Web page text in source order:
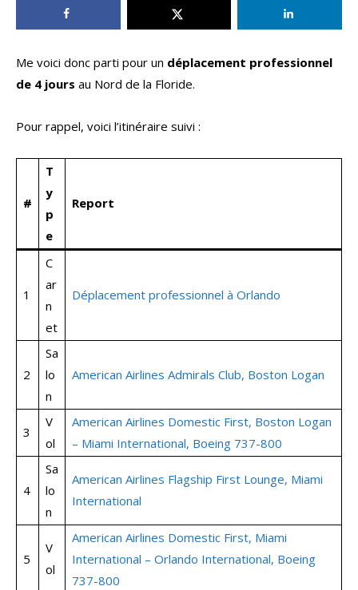
Me voici donc parti pour un déplacement professionnel
de 4 jours au Nord de la Floride.
Pour rappel, voici l’itinéraire suivi :
#
T
y
p
e
Report
1
C
ar
n
et
Déplacement professionnel à Orlando
2
Sa
lo
n
American Airlines Admirals Club, Boston Logan
3
V
ol
American Airlines Domestic First, Boston Logan
– Miami International, Boeing 737-800
4
Sa
lo
n
American Airlines Flagship First Lounge, Miami
International
5
V
ol
American Airlines Domestic First, Miami
International – Orlando International, Boeing
737-800